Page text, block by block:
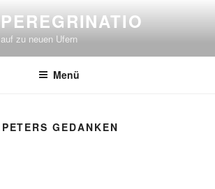
PEREGRINATIO
auf zu neuen Ufern
Menü
PETERS GEDANKEN